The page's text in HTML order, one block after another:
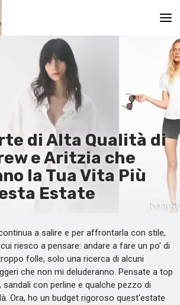
di Alta Qualità di
e Aritzia che
la Tua Vita Più
Estate
a salire e per affrontarla con stile,
riesco a pensare: andare a fare un po' di
folle, solo una ricerca di alcuni
che non mi deluderanno. Pensate a top
con perline e qualche pezzo di
Ora, ho un budget rigoroso quest'estate